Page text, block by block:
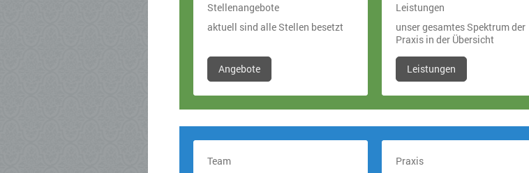
Stellenangebote
aktuell sind alle Stellen besetzt
Angebote
Leistungen
unser gesamtes Spektrum der
Praxis in der Übersicht
Leistungen
Team
Praxis